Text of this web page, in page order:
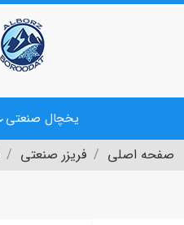
یخچال صنعتی
صفحه اصلی فریزر صنعتی